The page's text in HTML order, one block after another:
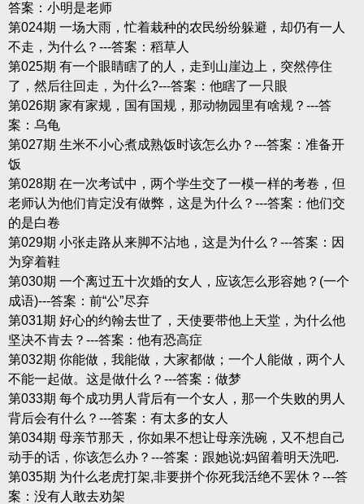
答案：小明是老师
第024期 一场大雨，忙着栽种的农民纷纷躲避，却仍有一人
不走，为什么？---答案：稻草人
第025期 有一个眼睛瞎了的人，走到山崖边上，突然停住
了，然后往回走，为什么?---答案：他瞎了一只眼
第026期 家有家规，国有国规，那动物园里有啥规？---答
案：乌龟
第027期 生米不小心煮成熟饭时该怎么办？---答案：准备开
饭
第028期 在一次考试中，两个学生交了一模一样的考卷，但
老师认为他们肯定没有做弊，这是为什么？---答案：他们交
的是白卷
第029期 小张走路从来脚不沾地，这是为什么？---答案：因
为穿着鞋
第030期 一个离过五十次婚的女人，应该怎么形容她？(一个
成语)---答案：前“公”尽弃
第031期 好心的约翰去世了，天使要带他上天堂，为什么他
坚决不肯去？---答案：他有恐高症
第032期 你能做，我能做，大家都做；一个人能做，两个人
不能一起做。这是做什么？---答案：做梦
第033期 每个成功男人背后有一个女人，那一个失败的男人
背后会有什么？---答案：有太多的女人
第034期 母亲节那天，你如果不想让母亲洗碗，又不想自己
动手的话，你该怎么办？---答案：跟她说:妈留着明天洗吧.
第035期 为什么老虎打架,非要拼个你死我活绝不罢休？---答
案：没有人敢去劝架